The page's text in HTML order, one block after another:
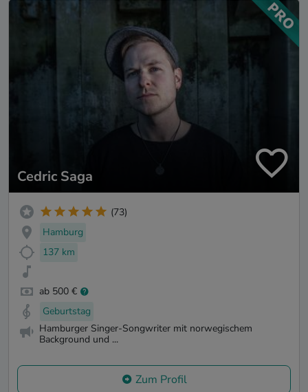
Cedric Saga
(73)
Hamburg
137 km
ab 500 €
Geburtstag
Hamburger Singer-Songwriter mit norwegischem
Background und ...
Zum Profil